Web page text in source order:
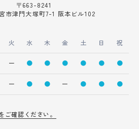
〒663-8241
市津門大塚町7-1 阪本ビル102
火 水 木 金 土 日 祝
ー ● ● ● ● ● ●
ー ● ● ー ● ● ●
ご確認ください。